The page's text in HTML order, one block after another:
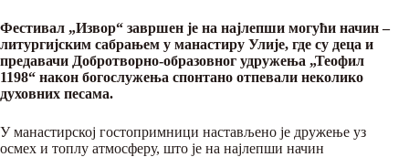
Фестивал „Извор“ завршен је на најлепши могући начин –
литургијским сабрањем у манастиру Улије, где су деца и
предавачи Добротворно-образовног удружења „Теофил
1198“ након богослужења спонтано отпевали неколико
духовних песама.
У манастирској гостопримници настављено је дружење уз
осмех и топлу атмосферу, што је на најлепши начин